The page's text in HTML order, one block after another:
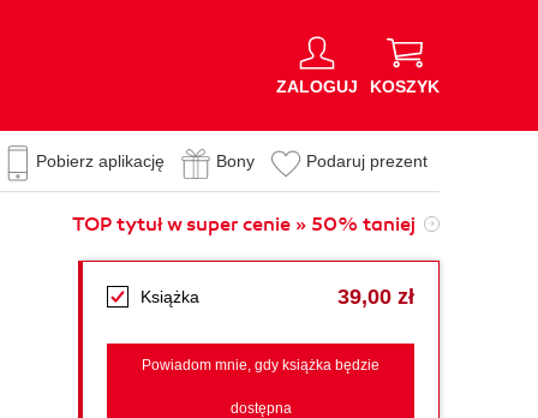
ZALOGUJ KOSZYK
Pobierz aplikację Bony Podaruj prezent
TOP tytuł w super cenie » 50% taniej
Książka 39,00 zł
Powiadom mnie, gdy książka będzie
dostępna